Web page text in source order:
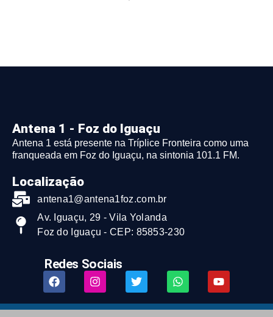
Antena 1 - Foz do Iguaçu
Antena 1 está presente na Tríplice Fronteira como uma
franqueada em Foz do Iguaçu, na sintonia 101.1 FM.
Localização
antena1@antena1foz.com.br
Av. Iguaçu, 29 - Vila Yolanda
Foz do Iguaçu - CEP: 85853-230
Redes Sociais